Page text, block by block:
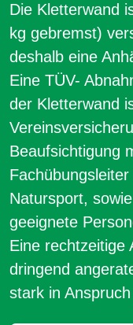
Die Kletterwand
kg gebremst)
deshalb eine
Eine TÜV-
der Kletterwand
Beaufsichtigung
Natursport,
geeignete
Eine rechtzeitige
dringend
stark in